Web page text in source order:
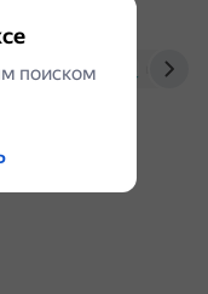
поиском